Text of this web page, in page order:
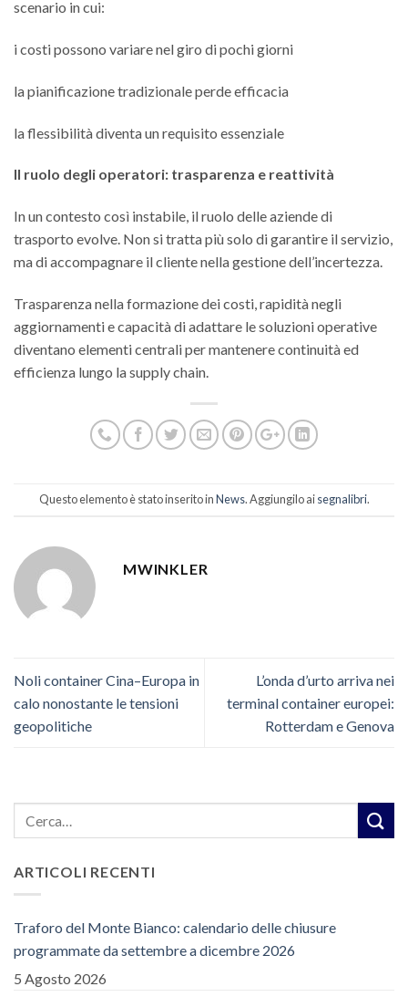
scenario in cui:
i costi possono variare nel giro di pochi giorni
la pianificazione tradizionale perde efficacia
la flessibilità diventa un requisito essenziale
Il ruolo degli operatori: trasparenza e reattività
In un contesto così instabile, il ruolo delle aziende di
trasporto evolve. Non si tratta più solo di garantire il servizio,
ma di accompagnare il cliente nella gestione dell’incertezza.
Trasparenza nella formazione dei costi, rapidità negli
aggiornamenti e capacità di adattare le soluzioni operative
diventano elementi centrali per mantenere continuità ed
efficienza lungo la supply chain.
Questo elemento è stato inserito inNews. Aggiungilo aisegnalibri.
MWINKLER
Noli container Cina–Europa in
calo nonostante le tensioni
geopolitiche
L’onda d’urto arriva nei
terminal container europei:
Rotterdam e Genova
ARTICOLI RECENTI
Traforo del Monte Bianco: calendario delle chiusure
programmate da settembre a dicembre 2026
5 Agosto 2026